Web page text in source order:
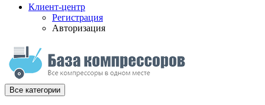
Клиент-центр
Регистрация
Авторизация
Все категории